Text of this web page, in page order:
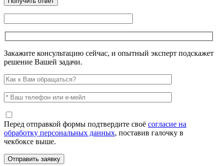
Закажите консультацию сейчас, и опытный эксперт подскажет
решение Вашей задачи.
Перед отправкой формы подтвердите своё согласие на
обработку персональных данных, поставив галочку в
чекбоксе выше.